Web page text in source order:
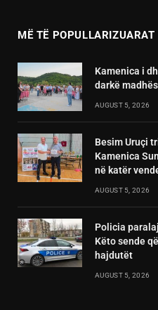
MË TË POPULLARIZUARAT
Kamenica i
darkë
AUGUST 5, 2026
Besim Uruçi
Kamenica
në katër
AUGUST 5, 2026
Policia
Këto sende
hajdutët
AUGUST 5, 2026